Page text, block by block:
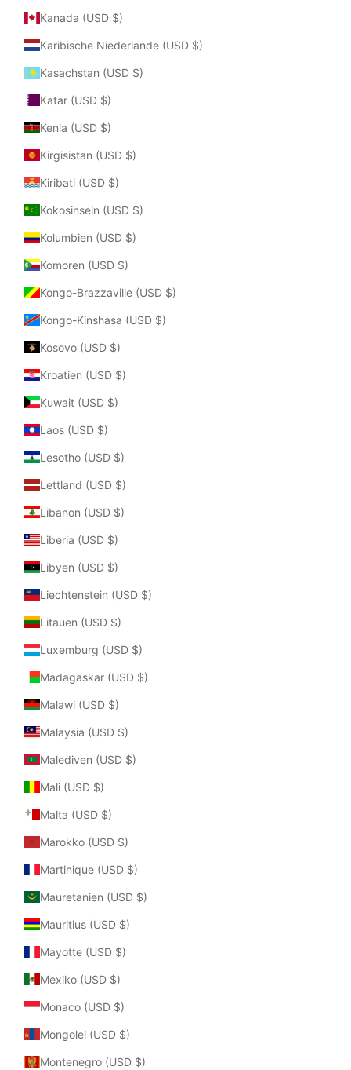
Kanada (USD $)
Karibische Niederlande (USD $)
Kasachstan (USD $)
Katar (USD $)
Kenia (USD $)
Kirgisistan (USD $)
Kiribati (USD $)
Kokosinseln (USD $)
Kolumbien (USD $)
Komoren (USD $)
Kongo-Brazzaville (USD $)
Kongo-Kinshasa (USD $)
Kosovo (USD $)
Kroatien (USD $)
Kuwait (USD $)
Laos (USD $)
Lesotho (USD $)
Lettland (USD $)
Libanon (USD $)
Liberia (USD $)
Libyen (USD $)
Liechtenstein (USD $)
Litauen (USD $)
Luxemburg (USD $)
Madagaskar (USD $)
Malawi (USD $)
Malaysia (USD $)
Malediven (USD $)
Mali (USD $)
Malta (USD $)
Marokko (USD $)
Martinique (USD $)
Mauretanien (USD $)
Mauritius (USD $)
Mayotte (USD $)
Mexiko (USD $)
Monaco (USD $)
Mongolei (USD $)
Montenegro (USD $)